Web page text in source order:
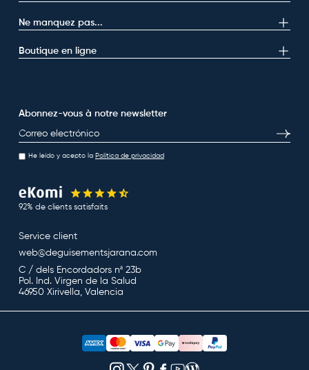
Ne manquez pas...
Boutique en ligne
Abonnez-vous à notre newsletter
E-mail
He leído y acepto la Política de privacidad
92% de clients satisfaits
Service client
web@deguisementsjarana.com
C / dels Encordadors nª 23b
Pol. Ind. Virgen de la Salud
46950 Xirivella, Valencia